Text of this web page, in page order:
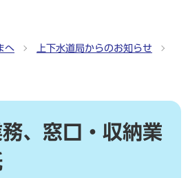
へ 上下水道局からのお知らせ
、窓口・収納業